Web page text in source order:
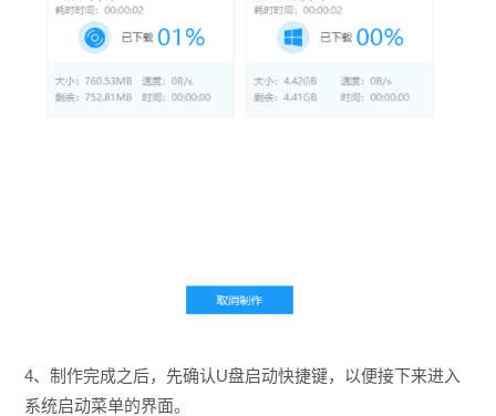
4、制作完成之后，先确认U盘启动快捷键，以便接下来进入
系统启动菜单的界面。